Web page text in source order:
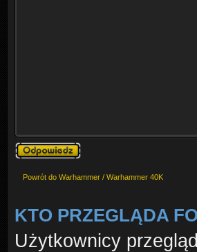
Odpowiedz
Powrót do Warhammer / Warhammer 40K
KTO PRZEGLĄDA
Użytkownicy